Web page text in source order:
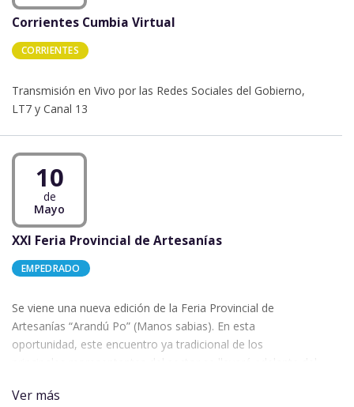
Corrientes Cumbia Virtual
CORRIENTES
Transmisión en Vivo por las Redes Sociales del Gobierno,
LT7 y Canal 13
10
de
Mayo
XXI Feria Provincial de Artesanías
EMPEDRADO
Se viene una nueva edición de la Feria Provincial de
Artesanías “Arandú Po” (Manos sabias). En esta
oportunidad, este encuentro ya tradicional de los
Empedrado.
Ver más